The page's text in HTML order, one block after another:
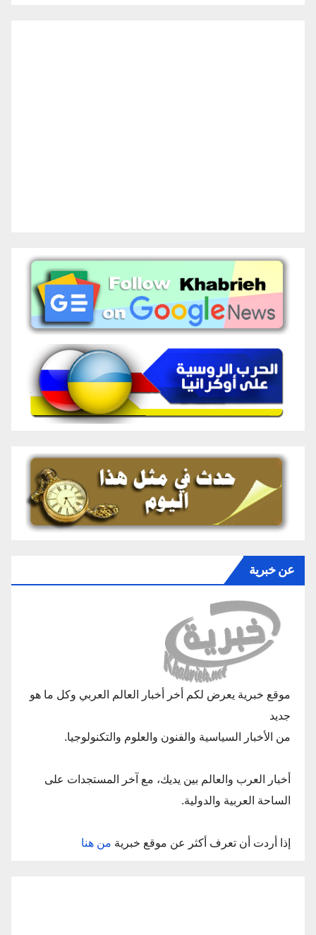
عن خبرية
موقع خبرية يعرض لكم أخر أخبار العالم العربي وكل ما هو
جديد
من الأخبار السياسية والفنون والعلوم والتكنولوجيا.
أخبار العرب والعالم بين يديك، مع آخر المستجدات على
الساحة العربية والدولية.
إذا أردت أن تعرف أكثر عن موقع خبرية من هنا